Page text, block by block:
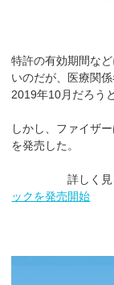
特許の有効期間な
いのだが、医療関
2019年10月だろう
しかし、ファイザ
を発売した。
詳しく見
ックを発売開始